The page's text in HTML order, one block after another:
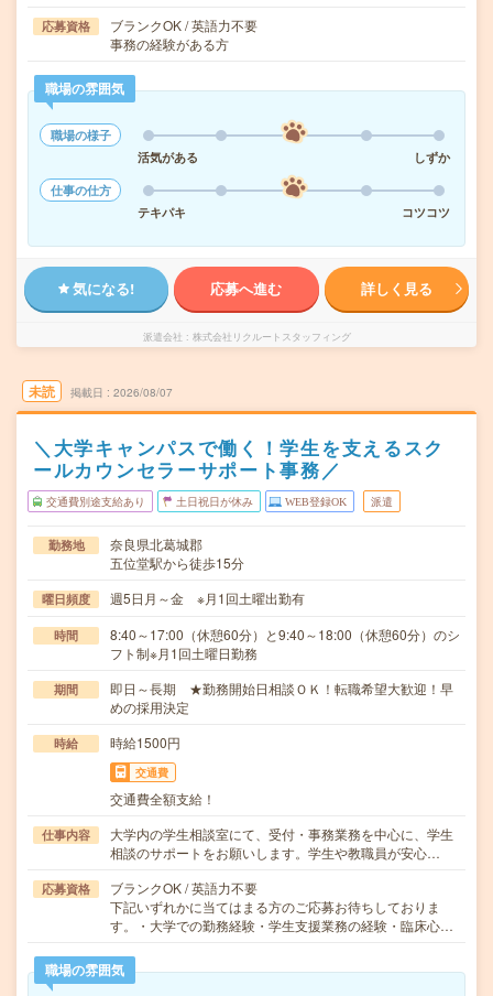
応募資格
ブランクOK / 英語力不要
事務の経験がある方
職場の雰囲気
職場の様子
活気がある
しずか
仕事の仕方
テキパキ
コツコツ
気になる! 応募へ進む 詳しく見る
派遣会社 株式会社リクルートスタッフィング
未読 掲載日 2026/08/07
＼大学キャンパスで働く！学生を支えるスク
ールカウンセラーサポート事務／
交通費別途支給あり 土日祝日が休み WEB登録OK 派遣
勤務地
奈良県北葛城郡
五位堂駅から徒歩15分
曜日頻度 週5日月～金 ※月1回土曜出勤有
時間
8:40～17:00（休憩60分）と9:40～18:00（休憩60分）のシ
フト制※月1回土曜日勤務
期間
即日～長期 ★勤務開始日相談ＯＫ！転職希望大歓迎！早
めの採用決定
時給 時給1500円
交通費
交通費全額支給！
仕事内容
大学内の学生相談室にて、受付・事務業務を中心に、学生
相談のサポートをお願いします。学生や教職員が安心…
応募資格
ブランクOK / 英語力不要
下記いずれかに当てはまる方のご応募お待ちしておりま
す。・大学での勤務経験・学生支援業務の経験・臨床心…
職場の雰囲気